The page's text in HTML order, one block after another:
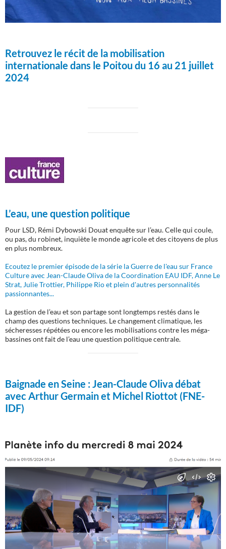
Retrouvez le récit de la mobilisation
internationale dans le Poitou du 16 au 21 juillet
2024
L’eau, une question politique
Pour LSD, Rémi Dybowski Douat enquête sur l’eau. Celle qui coule,
ou pas, du robinet, inquiète le monde agricole et des citoyens de plus
en plus nombreux.
Ecoutez le premier épisode de la série la Guerre de l'eau sur France
Culture avec Jean-Claude Oliva de la Coordination EAU IDF, Anne Le
Strat, Julie Trottier, Philippe Rio et plein d'autres personnalités
passionnantes...
La gestion de l’eau et son partage sont longtemps restés dans le
champ des questions techniques. Le changement climatique, les
sécheresses répétées ou encore les mobilisations contre les méga-
bassines ont fait de l’eau une question politique centrale.
Baignade en Seine :Jean-Claude Oliva débat
avec Arthur Germain et Michel Riottot (FNE-
IDF)